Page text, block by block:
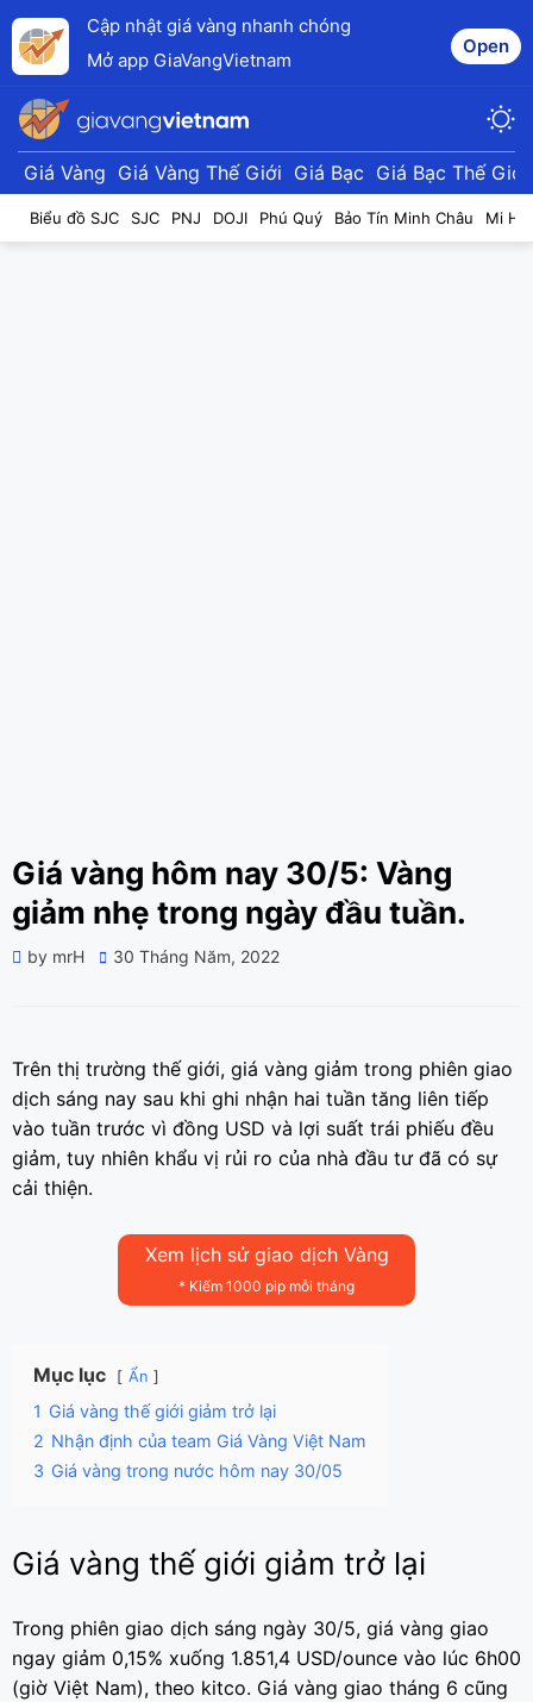
Cập nhật giá vàng nhanh chóng
Mở app GiaVangVietnam
Open
Giá Vàng Giá Vàng Thế Giới Giá Bạc Giá Bạc Thế Giới
Biểu đồ SJC SJC PNJ DOJI Phú Quý Bảo Tín Minh Châu Mi
Giá vàng hôm nay 30/5: Vàng
giảm nhẹ trong ngày đầu tuần.
by mrH
Posted
30 Tháng Năm, 2022
Trên thị trường thế giới, giá vàng giảm trong phiên giao
dịch sáng nay sau khi ghi nhận hai tuần tăng liên tiếp
vào tuần trước vì đồng USD và lợi suất trái phiếu đều
giảm, tuy nhiên khẩu vị rủi ro của nhà đầu tư đã có sự
cải thiện.
Xem lịch sử giao dịch Vàng
* Kiếm 1000 pip mỗi tháng
Mục lục Ẩn
1 Giá vàng thế giới giảm trở lại
2 Nhận định của team Giá Vàng Việt Nam
3 Giá vàng trong nước hôm nay 30/05
Giá vàng thế giới giảm trở lại
Trong phiên giao dịch sáng ngày 30/5, giá vàng giao
ngay giảm 0,15% xuống 1.851,4 USD/ounce vào lúc 6h00
(giờ Việt Nam), theo kitco. Giá vàng giao tháng 6 cũng